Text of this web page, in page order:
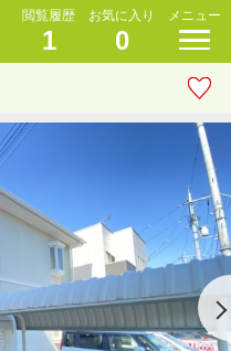
閲覧履歴
1
お気に入り
0
メニュー